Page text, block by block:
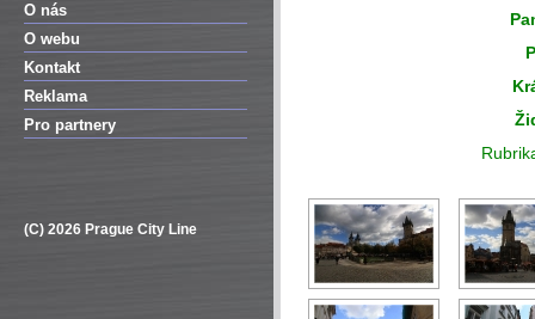
O nás
O webu
Kontakt
Reklama
Pro partnery
(C) 2026 Prague City Line